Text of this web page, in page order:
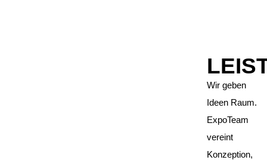
Wir geben
Ideen Raum.
ExpoTeam
vereint
Konzeption,